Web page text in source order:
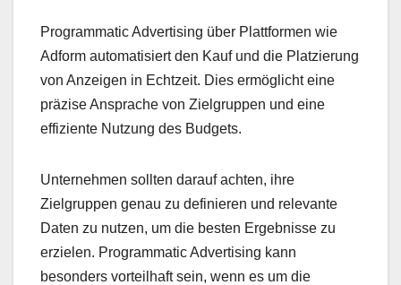
Programmatic Advertising über Plattformen wie
Adform automatisiert den Kauf und die Platzierung
von Anzeigen in Echtzeit. Dies ermöglicht eine
präzise Ansprache von Zielgruppen und eine
effiziente Nutzung des Budgets.
Unternehmen sollten darauf achten, ihre
Zielgruppen genau zu definieren und relevante
Daten zu nutzen, um die besten Ergebnisse zu
erzielen. Programmatic Advertising kann
besonders vorteilhaft sein, wenn es um die